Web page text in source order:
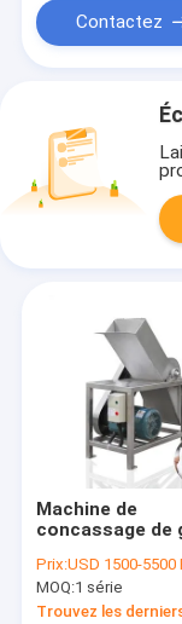
Contactez
Machine de
concassage de
pour le
de 25 kg de
10 secondes
Prix:USD 1500-5500
MOQ:1 série
Trouvez les